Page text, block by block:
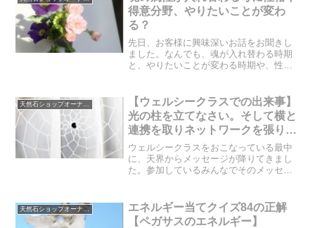
するには、潜在意識なりの...
得意分野、やりたいことが変わ
る？
先日、お客様に興味深いお話をお聞きし
ました。なんでも、魂が入れ替わる時期
と、やりたいことが変わる時期や、性格
性格が変わる？本当にそういうことが起
きるのでしょうか。本当か...
【ウェルシークラスでの出来事】
光の柱を立てなさい。そして横と
連携を取りネットワークを張りな
さい。
ウェルシークラスをおこなっている最中
に、天界からメッセージが降りてきまし
た。参加しているみんなでそのメッセー
るのかが、少しずつわかってきました。
天界は、いったい何をここ...
天然石ショップオーナーのブログ
エネルギー当てクイズ84の正解
【ペガサスのエネルギー】